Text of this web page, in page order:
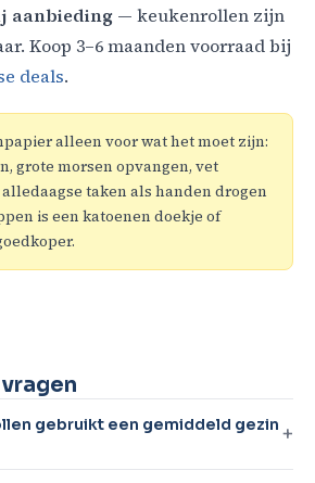
aanbieding — keukenrollen zijn
Koop 3–6 maanden voorraad bij
deals.
alleen voor wat het moet zijn:
grote morsen opvangen, vet
taken als handen drogen
is een katoenen doekje of
gebruikt een gemiddeld gezin